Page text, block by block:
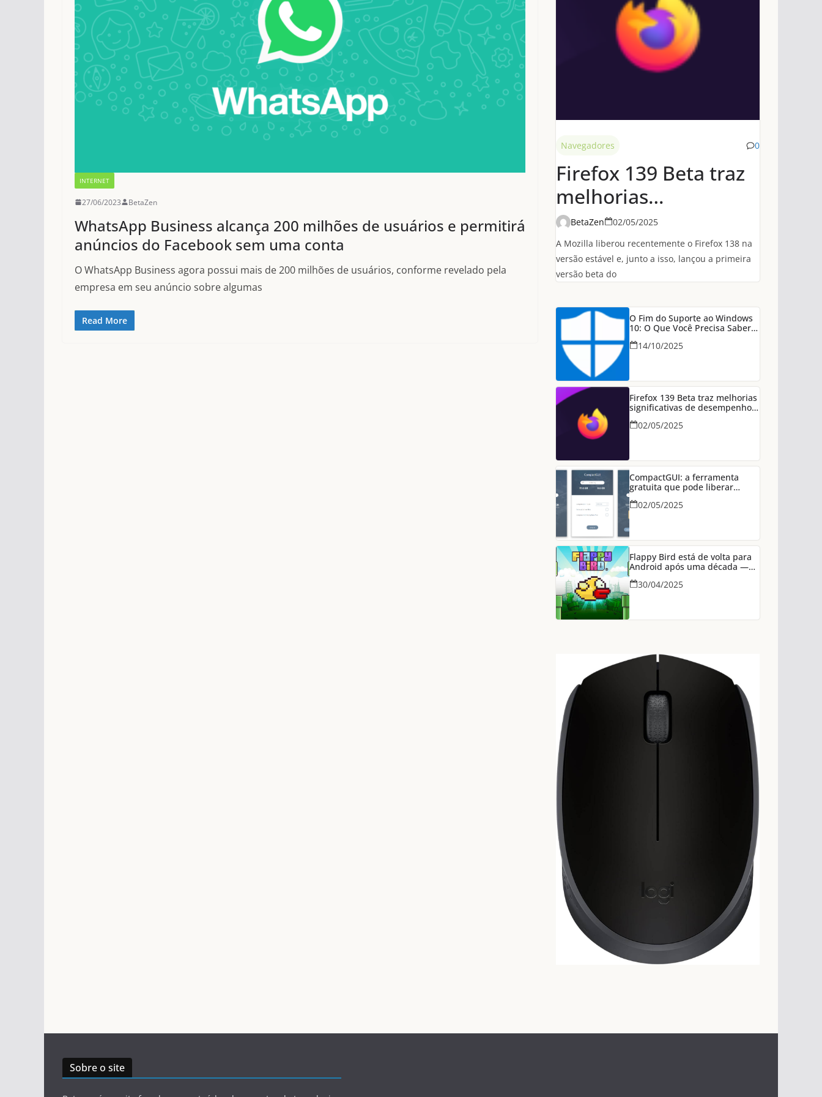
INTERNET
27/06/2023 BetaZen
WhatsApp Business alcança 200 milhões de usuários e permitirá
anúncios do Facebook sem uma conta
O WhatsApp Business agora possui mais de 200 milhões de usuários, conforme revelado pela
empresa em seu anúncio sobre algumas
Read More
Navegadores 0
Firefox 139 Beta traz
melhorias
significativas de
desempenho em
conexões HTTP/3
BetaZen
02/05/2025
A Mozilla liberou recentemente o Firefox 138 na
versão estável e, junto a isso, lançou a primeira
versão beta do
O Fim do Suporte ao Windows
10: O Que Você Precisa Saber
Para Manter Seu PC Seguro
14/10/2025
Firefox 139 Beta traz melhorias
significativas de desempenho
em conexões HTTP/3
02/05/2025
CompactGUI: a ferramenta
gratuita que pode liberar
dezenas de GB no seu PC
02/05/2025
Flappy Bird está de volta para
Android após uma década —
agora na Epic Games Store
30/04/2025
Sobre o site